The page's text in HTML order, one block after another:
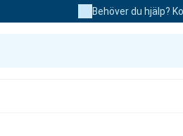
Behöver du hjälp?